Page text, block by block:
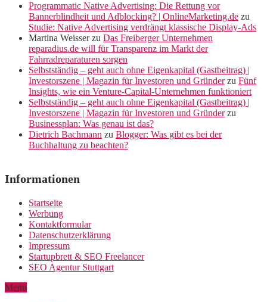
Programmatic Native Advertising: Die Rettung vor
Bannerblindheit und Adblocking? | OnlineMarketing.de zu
Studie: Native Advertising verdrängt klassische Display-Ads
Martina Weisserzu Das Freiberger Unternehmen
reparadius.de will für Transparenz im Markt der
Fahrradreparaturen sorgen
Selbstständig – geht auch ohne Eigenkapital (Gastbeitrag) |
Investorszene | Magazin für Investoren und Gründerzu Fünf
Insights, wie ein Venture-Capital-Unternehmen funktioniert
Selbstständig – geht auch ohne Eigenkapital (Gastbeitrag) |
Investorszene | Magazin für Investoren und Gründerzu
Businessplan: Was genau ist das?
Dietrich Bachmann zu Blogger: Was gibt es bei der
Buchhaltung zu beachten?
Informationen
Startseite
Werbung
Kontaktformular
Datenschutzerklärung
Impressum
Startupbrett & SEO Freelancer
SEO Agentur Stuttgart
Menu